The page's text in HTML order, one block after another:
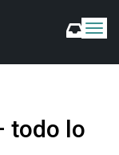
C
m
todo lo